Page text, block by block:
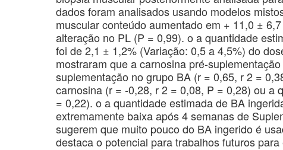
dados foram analisados ​​usando modelos
muscular conteúdo aumentado em + 11,0 ±
alteração no PL (P = 0,99). o a quantidade
foi de 2,1 ± 1,2% (Variação: 0,5 a 4,5%) do
mostraram que a carnosina pré-
suplementação no grupo BA (r = 0,65, r 2 =
carnosina (r = -0,28, r 2 = 0,08, P = 0,28) ou a
= 0,22). o a quantidade estimada de BA
extremamente baixa após 4 semanas de
sugerem que muito pouco do BA ingerido é
destaca o potencial para trabalhos futuros